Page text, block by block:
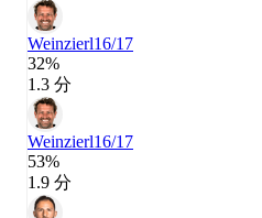
Weinzierl16/17
32%
1.3 分
Weinzierl16/17
53%
1.9 分